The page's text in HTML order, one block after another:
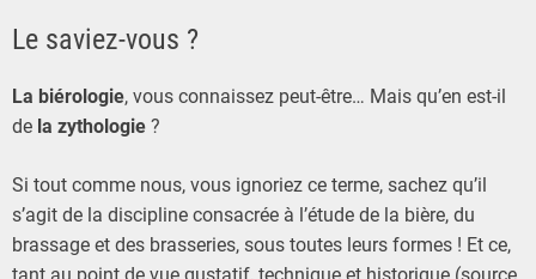
Le saviez-vous ?
La biérologie, vous connaissez peut-être… Mais qu’en est-il
de la zythologie ?
Si tout comme nous, vous ignoriez ce terme, sachez qu’il
s’agit de la discipline consacrée à l’étude de la bière, du
brassage et des brasseries, sous toutes leurs formes ! Et ce,
tant au point de vue gustatif, technique et historique (source